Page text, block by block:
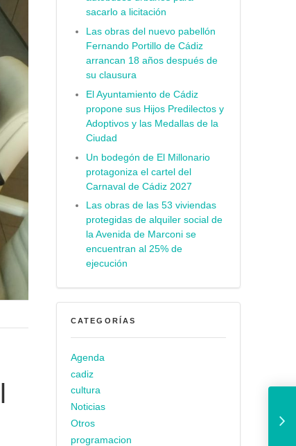
sacarlo a licitación
Las obras del nuevo pabellón
Fernando Portillo de Cádiz
arrancan 18 años después de
su clausura
El Ayuntamiento de Cádiz
propone sus Hijos Predilectos y
Adoptivos y las Medallas de la
Ciudad
Un bodegón de El Millonario
protagoniza el cartel del
Carnaval de Cádiz 2027
Las obras de las 53 viviendas
protegidas de alquiler social de
la Avenida de Marconi se
encuentran al 25% de
ejecución
CATEGORÍAS
Agenda
cadiz
cultura
Noticias
Otros
programacion